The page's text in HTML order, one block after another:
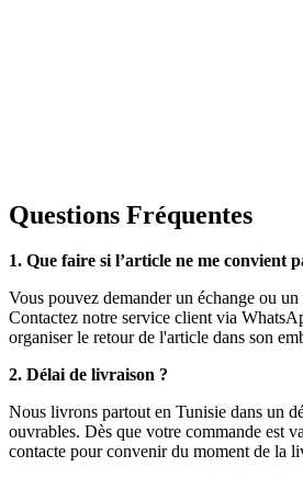
Questions Fréquentes
1. Que faire si l’article ne me convient
Vous pouvez demander un échange ou
Contactez notre service client via
organiser le retour de l'article dans son
2. Délai de livraison ?
Nous livrons partout en Tunisie dans un
ouvrables. Dès que votre commande est
contacte pour convenir du moment de la